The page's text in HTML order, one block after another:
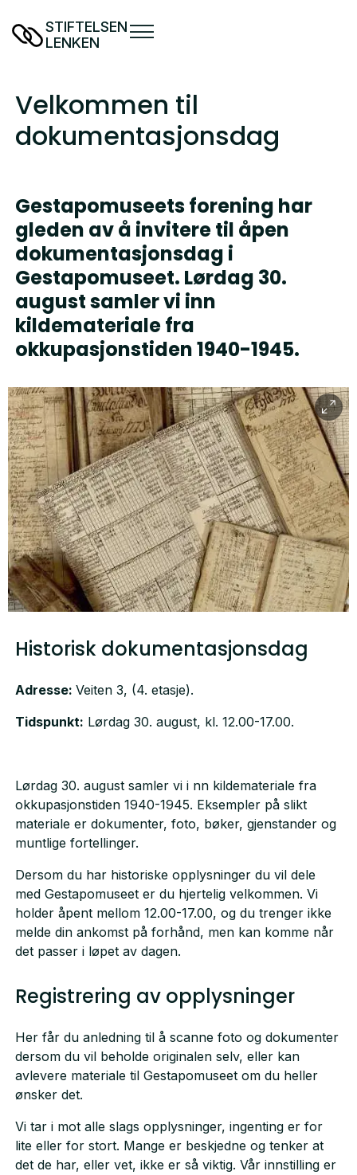
STIFTELSEN
LENKEN
Velkommen til
dokumentasjonsdag
Gestapomuseets forening har
gleden av å invitere til åpen
dokumentasjonsdag i
Gestapomuseet. Lørdag 30.
august samler vi inn
kildemateriale fra
okkupasjonstiden 1940-1945.
Historisk dokumentasjonsdag
Adresse: Veiten 3, (4. etasje).
Tidspunkt: Lørdag 30. august, kl. 12.00-17.00.
Lørdag 30. august samler vi i nn kildemateriale fra
okkupasjonstiden 1940-1945. Eksempler på slikt
materiale er dokumenter, foto, bøker, gjenstander og
muntlige fortellinger.
Dersom du har historiske opplysninger du vil dele
med Gestapomuseet er du hjertelig velkommen. Vi
holder åpent mellom 12.00-17.00, og du trenger ikke
melde din ankomst på forhånd, men kan komme når
det passer i løpet av dagen.
Registrering av opplysninger
Her får du anledning til å scanne foto og dokumenter
dersom du vil beholde originalen selv, eller kan
avlevere materiale til Gestapomuseet om du heller
ønsker det.
Vi tar i mot alle slags opplysninger, ingenting er for
lite eller for stort. Mange er beskjedne og tenker at
det de har, eller vet, ikke er så viktig. Vår innstilling er